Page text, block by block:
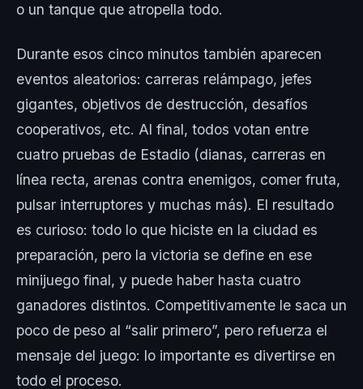
o un tanque que atropella todo.
Durante esos cinco minutos también aparecen
eventos aleatorios: carreras relámpago, jefes
gigantes, objetivos de destrucción, desafíos
cooperativos, etc. Al final, todos votan entre
cuatro pruebas de Estadio (dianas, carreras en
línea recta, arenas contra enemigos, comer fruta,
pulsar interruptores y muchas más). El resultado
es curioso: todo lo que hiciste en la ciudad es
preparación, pero la victoria se define en ese
minijuego final, y puede haber hasta cuatro
ganadores distintos. Competitivamente le saca un
poco de peso al “salir primero”, pero refuerza el
mensaje del juego: lo importante es divertirse en
todo el proceso.